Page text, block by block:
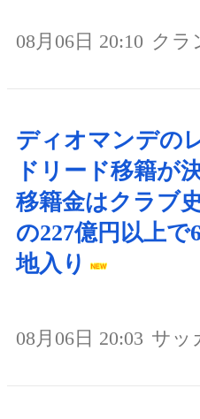
08月06日 20:10 クラ
ディオマンデの
ドリード移籍が
移籍金はクラブ
の227億円以上で
地入り
08月06日 20:03 サッ